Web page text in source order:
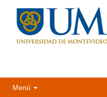
Menú